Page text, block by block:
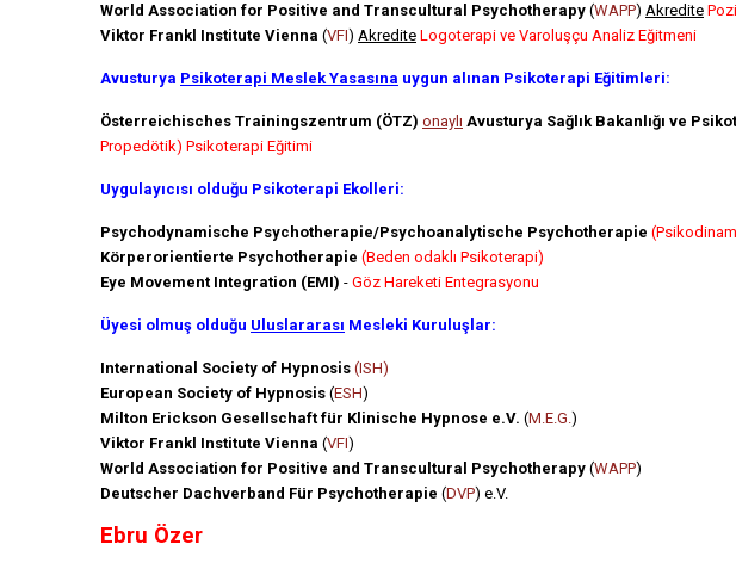
World Association for Positive and Transcultural Psychotherapy (WAPP) Akredite
Viktor Frankl Institute Vienna (VFI) Akredite Logoterapi ve Varoluşçu Analiz Eğitmeni
Avusturya Psikoterapi Meslek Yasasına uygun alınan Psikoterapi Eğitimleri:
Österreichisches Trainingszentrum (ÖTZ) onaylı Avusturya Sağlık Bakanlığı ve
Propedötik) Psikoterapi Eğitimi
Uygulayıcısı olduğu Psikoterapi Ekolleri:
Psychodynamische Psychotherapie/Psychoanalytische Psychotherapie
Körperorientierte Psychotherapie (Beden odaklı Psikoterapi)
Eye Movement Integration (EMI) - Göz Hareketi Entegrasyonu
Üyesi olmuş olduğu Uluslararası Mesleki Kuruluşlar:
International Society of Hypnosis (ISH)
European Society of Hypnosis (ESH)
Milton Erickson Gesellschaft für Klinische Hypnose e.V. (M.E.G.)
Viktor Frankl Institute Vienna (VFI)
World Association for Positive and Transcultural Psychotherapy (WAPP)
Deutscher Dachverband Für Psychotherapie (DVP) e.V.
Ebru Özer